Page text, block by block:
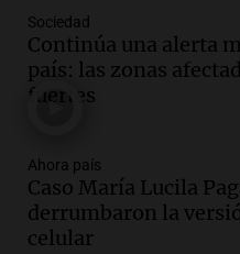
por la Ley de
relato mentiroso"
Informados al regreso
Episodios
gran expo, con
y actividades
Panorama Federal
Episodios
Sociedad
Continúa una alerta
país: las zonas
fuertes
Ahora país
Caso María Lucila
derrumbaron la
celular